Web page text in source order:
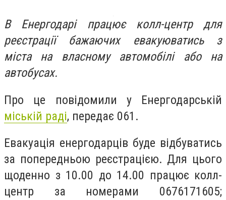
В Енергодарі працює колл-центр для
реєстрації бажаючих евакуюватись з
міста на власному автомобілі або на
автобусах.
Про це повідомили у Енергодарській
міській раді, передає 061.
Евакуація енергодарців буде відбуватись
за попередньою реєстрацією. Для цього
щоденно з 10.00 до 14.00 працює колл-
центр за номерами 0676171605;